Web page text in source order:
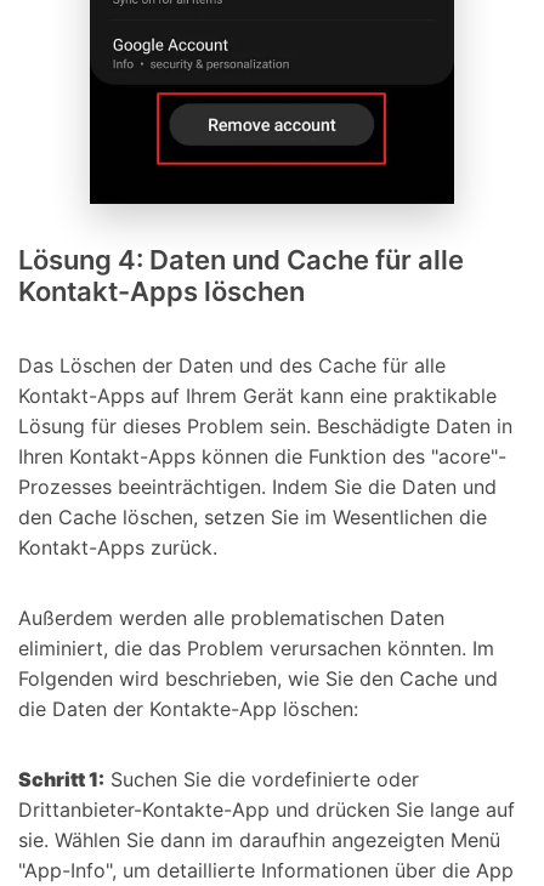
Lösung 4: Daten und Cache für alle
Kontakt-Apps löschen
Das Löschen der Daten und des Cache für alle
Kontakt-Apps auf Ihrem Gerät kann eine praktikable
Lösung für dieses Problem sein. Beschädigte Daten in
Ihren Kontakt-Apps können die Funktion des "acore"-
Prozesses beeinträchtigen. Indem Sie die Daten und
den Cache löschen, setzen Sie im Wesentlichen die
Kontakt-Apps zurück.
Außerdem werden alle problematischen Daten
eliminiert, die das Problem verursachen könnten. Im
Folgenden wird beschrieben, wie Sie den Cache und
die Daten der Kontakte-App löschen:
Schritt 1: Suchen Sie die vordefinierte oder
Drittanbieter-Kontakte-App und drücken Sie lange auf
sie. Wählen Sie dann im daraufhin angezeigten Menü
"App-Info", um detaillierte Informationen über die App